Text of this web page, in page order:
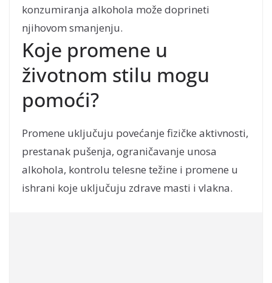
konzumiranja alkohola može doprineti
njihovom smanjenju.
Koje promene u
životnom stilu mogu
pomoći?
Promene uključuju povećanje fizičke aktivnosti,
prestanak pušenja, ograničavanje unosa
alkohola, kontrolu telesne težine i promene u
ishrani koje uključuju zdrave masti i vlakna.